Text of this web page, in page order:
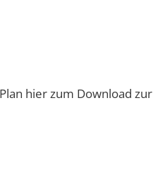
hier zum Download zur